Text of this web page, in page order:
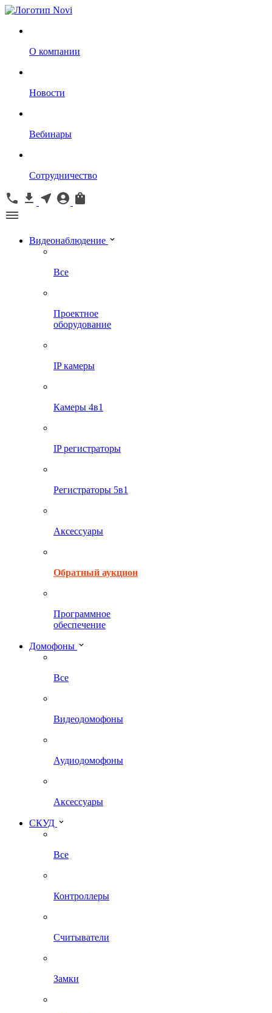
О компании
Новости
Вебинары
Сотрудничество
Видеонаблюдение
Все
Проектное
оборудование
IP камеры
Камеры 4в1
IP регистраторы
Регистраторы 5в1
Аксессуары
Обратный аукцион
Программное
обеспечение
Домофоны
Все
Видеодомофоны
Аудиодомофоны
Аксессуары
СКУД
Все
Контроллеры
Считыватели
Замки